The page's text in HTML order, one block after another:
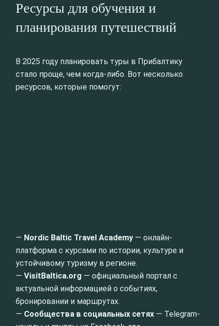
Ресурсы для обучения и
планирования путешествий
В 2025 году планировать туры в Прибалтику
стало проще, чем когда-либо. Вот несколько
ресурсов, которые помогут:
— Nordic Baltic Travel Academy — онлайн-
платформа с курсами по истории, культуре и
устойчивому туризму в регионе.
— VisitBaltica.org — официальный портал с
актуальной информацией о событиях,
бронировании и маршрутах.
— Сообщества в социальных сетях — Telegram-